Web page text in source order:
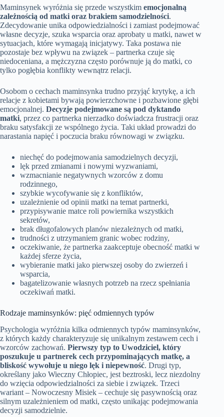
Maminsynek wyróżnia się przede wszystkim emocjonalną
zależnością od matki oraz brakiem samodzielności.
Zdecydowanie unika odpowiedzialności i zamiast podejmować
własne decyzje, szuka wsparcia oraz aprobaty u matki, nawet w
sytuacjach, które wymagają inicjatywy. Taka postawa nie
pozostaje bez wpływu na związek – partnerka czuje się
niedoceniana, a mężczyzna często porównuje ją do matki, co
tylko pogłębia konflikty wewnątrz relacji.
Osobom o cechach maminsynka trudno przyjąć krytykę, a ich
relacje z kobietami bywają powierzchowne i pozbawione głębi
emocjonalnej. Decyzje podejmowane są pod dyktando
matki, przez co partnerka nierzadko doświadcza frustracji oraz
braku satysfakcji ze wspólnego życia. Taki układ prowadzi do
narastania napięć i poczucia braku równowagi w związku.
niechęć do podejmowania samodzielnych decyzji,
lęk przed zmianami i nowymi wyzwaniami,
wzmacnianie negatywnych wzorców z domu
rodzinnego,
szybkie wycofywanie się z konfliktów,
uzależnienie od opinii matki na temat partnerki,
przypisywanie matce roli powiernika wszystkich
sekretów,
brak długofalowych planów niezależnych od matki,
trudności z utrzymaniem granic wobec rodziny,
oczekiwanie, że partnerka zaakceptuje obecność matki w
każdej sferze życia,
wybieranie matki jako pierwszej osoby do zwierzeń i
wsparcia,
bagatelizowanie własnych potrzeb na rzecz spełniania
oczekiwań matki.
Rodzaje maminsynków: pięć odmiennych typów
Psychologia wyróżnia kilka odmiennych typów maminsynków,
z których każdy charakteryzuje się unikalnym zestawem cech i
wzorców zachowań. Pierwszy typ to Uwodziciel, który
poszukuje u partnerek cech przypominających matkę, a
bliskość wywołuje u niego lęk i niepewność. Drugi typ,
określany jako Wieczny Chłopiec, jest beztroski, lecz niezdolny
do wzięcia odpowiedzialności za siebie i związek. Trzeci
wariant – Nowoczesny Misiek – cechuje się pasywnością oraz
silnym uzależnieniem od matki, często unikając podejmowania
decyzji samodzielnie.